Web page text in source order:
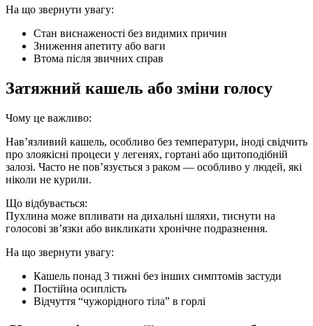
На що звернути увагу:
Стан виснаженості без видимих причин
Зниження апетиту або ваги
Втома після звичних справ
Затяжний кашель або зміни голосу
Чому це важливо:
Нав’язливий кашель, особливо без температури, іноді свідчить
про злоякісні процеси у легенях, гортані або щитоподібній
залозі. Часто не пов’язується з раком — особливо у людей, які
ніколи не курили.
Що відбувається:
Пухлина може впливати на дихальні шляхи, тиснути на
голосові зв’язки або викликати хронічне подразнення.
На що звернути увагу:
Кашель понад 3 тижні без інших симптомів застуди
Постійна осиплість
Відчуття “чужорідного тіла” в горлі